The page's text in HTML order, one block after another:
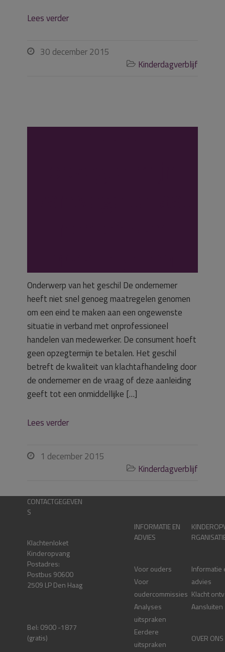
Lees verder
 30 december 2015
 Kinderdagverblijf
Onderwerp van het geschil De ondernemer
heeft niet snel genoeg maatregelen genomen
om een eind te maken aan een ongewenste
situatie in verband met onprofessioneel
handelen van medewerker. De consument hoeft
geen opzegtermijn te betalen. Het geschil
betreft de kwaliteit van klachtafhandeling door
de ondernemer en de vraag of deze aanleiding
geeft tot een onmiddellijke […]
Lees verder
 1 december 2015
 Kinderdagverblijf
CONTACTGEGEVEN
S
Klachtenloket
Kinderopvang
Postadres:
Postbus 90600
2509 LP Den Haag
Bel: 0900 -1877
(gratis)
INFORMATIE EN
ADVIES
Voor ouders
Voor
oudercommissies
Analyses
uitspraken
Eerdere
uitspraken
Informatie
advies
Klacht
Aansluiten
OVER ONS